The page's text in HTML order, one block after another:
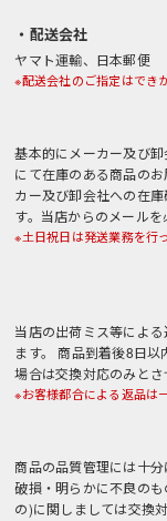
・配送会社
ヤマト運輸、日本郵便
※配送会社のご指定はでき
基本的にメーカー及び
にて在庫のある商品の
カー及び卸会社への在
す。当店からのメールを
※土日祝日は発送業務を行
当店の出荷ミス等によ
ます。 商品到着後8日
場合は交換対応のみとさ
※お客様都合による返品は
商品の品質管理には十
破損・明らかに不良の
の)に関しましては交換